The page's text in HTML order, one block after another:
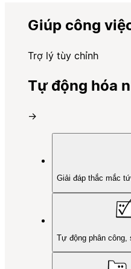
Giúp công
Trợ lý tùy chỉnh
Tự động hóa
→
Giải đáp thắc mắc
Tự động phân công,